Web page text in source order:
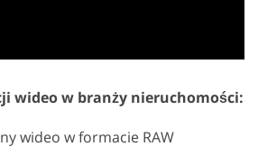
wideo w branży nieruchomości:
wideo w formacie RAW